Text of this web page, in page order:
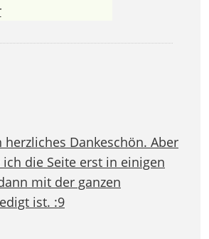
Dankeschön. Aber
die Seite erst in einigen
mit der ganzen
ist. :9